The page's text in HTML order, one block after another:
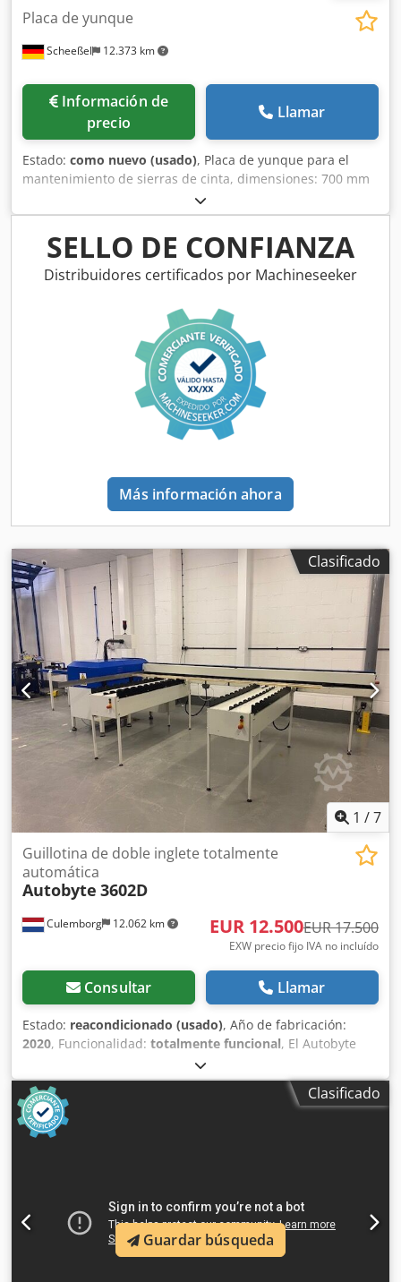
Scheeßel 12.373 km
Placa de yunque
Información de
precio
Llamar
Estado: como nuevo (usado), Placa de yunque para el
mantenimiento de sierras de cinta, dimensiones: 700 mm
x 140 mm x 48 mm. Dodpfxoxtarwj Apmeck
SELLO DE CONFIANZA
Distribuidores certificados por Machineseeker
Más información ahora
Clasificado
1 /7
Culemborg 12.062 km
Guillotina de doble inglete totalmente
automática
Autobyte 3602D
EUR 12.500EUR 17.500
EXW precio fijo IVA no incluído
Consultar Llamar
Estado: reacondicionado (usado), Año de fabricación:
2020, Funcionalidad: totalmente funcional, El Autobyte
3602D es el sistema de corte automatizado ideal para
profesionales que desean combinar velocidad, precisión y
rentabilidad. Gracias a las cuchillas de guillotina Morso de
alta calidad, obtiene ángulos perfectos de 45° en madera,
plástico y MDF, cada vez. Djdpfxow U D E Ej Apmock Con
de pérdida por corte, mientras que las sierras
convencionales pueden perder hasta 6 mm. La
automatización inteligente marca la diferencia: - Cargador
Clasificado
Guardar búsqueda